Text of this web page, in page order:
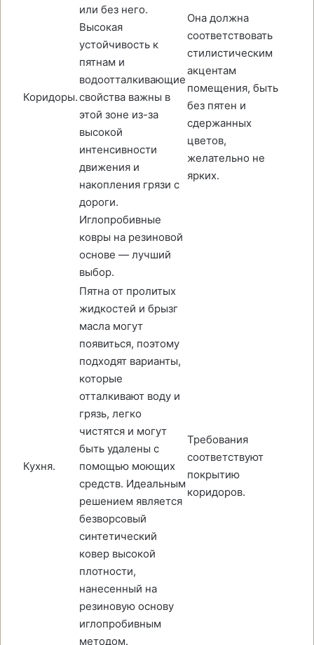
Коридоры.
или без него.
Высокая
устойчивость к
пятнам и
водоотталкивающие
свойства важны в
этой зоне из-за
высокой
интенсивности
движения и
накопления грязи с
дороги.
Иглопробивные
ковры на резиновой
основе — лучший
выбор.
Она должна
соответствовать
стилистическим
акцентам
помещения, быть
без пятен и
сдержанных
цветов,
желательно не
ярких.
Кухня.
Пятна от пролитых
жидкостей и брызг
масла могут
появиться, поэтому
подходят варианты,
которые
отталкивают воду и
грязь, легко
чистятся и могут
быть удалены с
помощью моющих
средств. Идеальным
решением является
безворсовый
синтетический
ковер высокой
плотности,
нанесенный на
резиновую основу
иглопробивным
методом.
Требования
соответствуют
покрытию
коридоров.